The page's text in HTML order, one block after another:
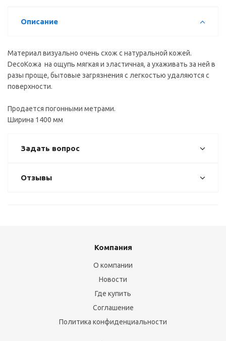
Описание
Материал визуально очень схож с натуральной кожей.
DecoКожа на ощупь мягкая и эластичная, а ухаживать за ней в
разы проще, бытовые загрязнения с легкостью удаляются с
поверхности.
Продается погонными метрами.
Ширина 1400 мм
Задать вопрос
Отзывы
Компания
О компании
Новости
Где купить
Соглашение
Политика конфиденциальности